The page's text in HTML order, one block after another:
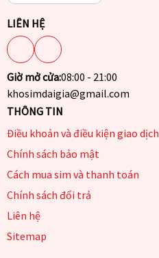
LIÊN HỆ
Giờ mở cửa:08:00 - 21:00
khosimdaigia@gmail.com
THÔNG TIN
Điều khoản và điều kiện giao dịch
Chính sách bảo mật
Cách mua sim và thanh toán
Chính sách đổi trả
Liên hệ
Sitemap